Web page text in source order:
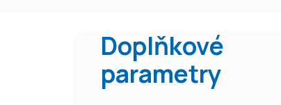
Doplňkové
parametry